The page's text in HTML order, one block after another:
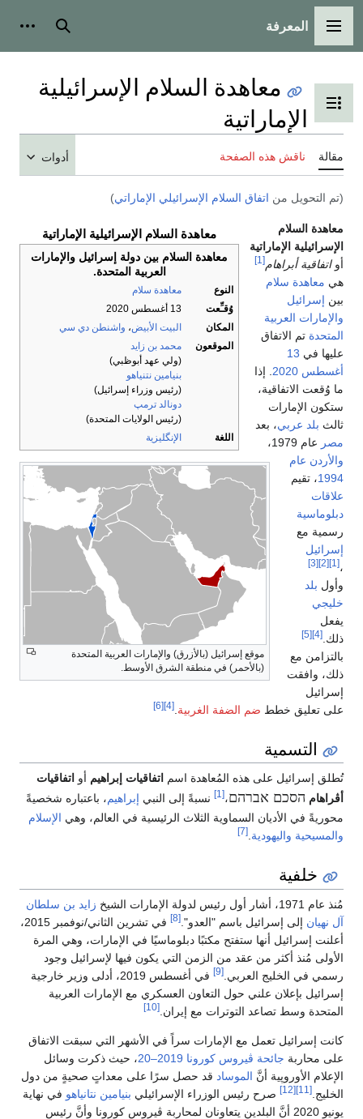
القائمة الرئيسية
المعرفة بحث
تبديل عرض جدول المحتويات
معاهدة السلام الإسرائيلية
الإماراتية
مقالة ناقش هذه الصفحة أدوات
(تم التحويل من اتفاق السلام الإسرائيلي الإماراتي)
معاهدة السلام الإسرائيلية الإماراتية
معاهدة السلام بين دولة إسرائيل والإمارات
العربية المتحدة.
النوع
معاهدة سلام
وُقـِّعت
13 أغسطس 2020
المكان
البيت الأبيض، واشنطن دي سي
الموقعون
محمد بن زايد
(ولي عهد أبوظبي)
بنيامين نتنياهو
(رئيس وزراء إسرائيل)
دونالد ترمپ
(رئيس الولايات المتحدة)
اللغة
الإنگليزية
موقع إسرائيل (بالأزرق) والإمارات العربية المتحدة
(بالأحمر) في منطقة الشرق الأوسط.
معاهدة السلام
الإسرائيلية الإماراتية
أواتفاقية أبراهام[1]
هي معاهدة سلام
بين إسرائيل
والإمارات العربية
المتحدة تم الاتفاق
عليها في 13
أغسطس 2020 . إذا
ما وُقعت الاتفاقية،
ستكون الإمارات
ثالث بلد عربي، بعد
مصر عام 1979،
والأردن عام
1994، تقيم
علاقات
دبلوماسية
رسمية مع
إسرائيل
،[1]
[2]
[3]
وأول بلد
خليجي
يفعل
ذلك. [4]
[5]
بالتزامن مع
ذلك، وافقت
إسرائيل
على تعليق خطط ضم الضفة الغربية [4]
[6]
التسمية
تُطلق إسرائيل على هذه المُعاهدة اسم اتفاقيات إبراهيم أو اتفاقيات
أڤراهام הסכם אברהם،[1] نسبةً إلى النبي إبراهيم، باعتباره شخصيةً
محوريةً في الأديان السماوية الثلاث الرئيسية في العالم، وهي الإسلام
والمسيحية واليهودية.
[7]
خلفية
مُنذ عام 1971، أشار أول رئيس لدولة الإمارات الشيخ
زايد بن سلطان
آل نهيان إلى إسرائيل باسم "العدو". [8]
في تشرين الثاني/نوفمبر 2015،
أعلنت إسرائيل أنها ستفتح مكتبًا دبلوماسيًا في الإمارات، وهي المرة
الأولى مُنذ أكثر من عقد من الزمن التي يكون فيها لإسرائيل وجود
رسمي في الخليج العربي. [9]
في أغسطس 2019، أدلى وزير خارجية
إسرائيل بإعلان علني حول التعاون العسكري مع الإمارات العربية
المتحدة وسط تصاعد التوترات مع إيران. [10]
كانت إسرائيل تعمل مع الإمارات سراً في الأشهر التي سبقت الاتفاق
على محاربة جائحة ڤيروس كورونا 2019–20
، حيث ذكرت وسائل
الإعلام الأوروپية أنَّ الموساد قد حصل سرًا على معداتٍ صحيةٍ من دول
الخليج. [11]
[12] صرح رئيس الوزراء الإسرائيلي بنيامين نتانياهو في نهاية
يونيو 2020 أنَّ البلدين يتعاونان لمحاربة ڤيروس كورونا وأنَّ رئيس